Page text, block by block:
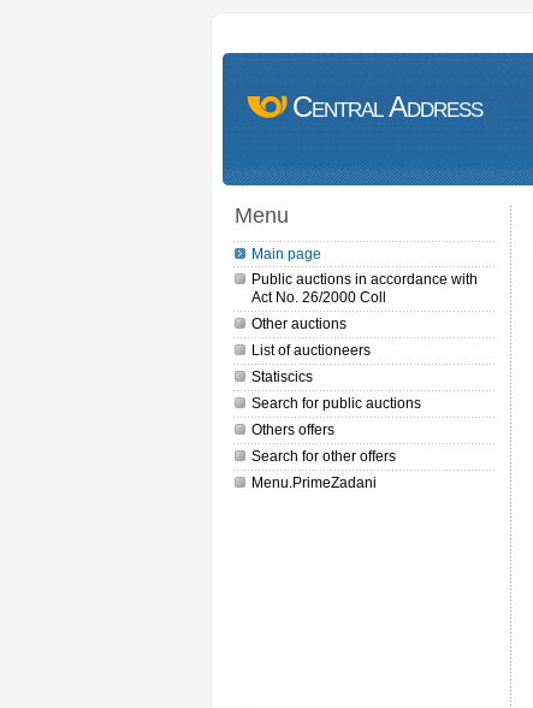
Central Address
Menu
Main page
Public auctions in accordance with
Act No. 26/2000 Coll
Other auctions
List of auctioneers
Statiscics
Search for public auctions
Others offers
Search for other offers
Menu.PrimeZadani